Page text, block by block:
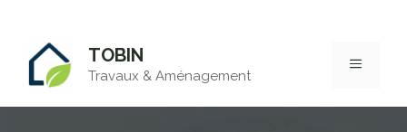
contenu
TOBIN
Travaux & Aménagement
MENU